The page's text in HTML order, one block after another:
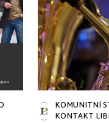
KOMUNITNÍ
KONTAKT